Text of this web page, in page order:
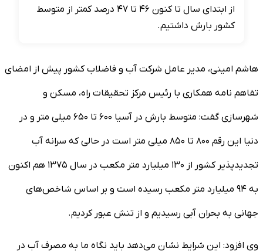
از ابتدای سال تا کنون ۴۶ تا ۴۷ درصد کمتر از متوسط
کشور بارش داشتیم.
هاشم امینی، مدیر عامل شرکت آب و فاضلاب کشور پیش از امضای
تفاهم نامه همکاری با رئیس مرکز تحقیقات راه، مسکن و
شهرسازی گفت: متوسط بارش در آسیا ۶۰۰ تا ۶۵۰ میلی متر و در
دنیا این رقم ۸۰۰ تا ۸۵۰ میلی متر است در حالی که سرانه آب
تجدیدپذیر کشور از ۱۳۰ میلیارد متر مکعب در سال ۱۳۷۵ هم اکنون
به ۹۴ میلیارد متر مکعب رسیده است و بر اساس شاخص‌های
جهانی به بحران آبی رسیدیم و از تنش عبور کردیم.
وی افزود: این شرایط نشان می‌دهد باید نگاه ما به مصرف آب در